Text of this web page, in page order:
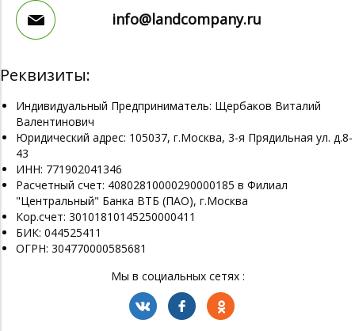
info@landcompany.ru
Реквизиты:
Индивидуальный Предприниматель: Щербаков Виталий
Валентинович
Юридический адрес: 105037, г.Москва, 3-я Прядильная ул. д.8-
43
ИНН: 771902041346
Расчетный счет: 40802810000290000185 в Филиал
"Центральный" Банка ВТБ (ПАО), г.Москва
Кор.счет: 30101810145250000411
БИК: 044525411
ОГРН: 304770000585681
Мы в социальных сетях :